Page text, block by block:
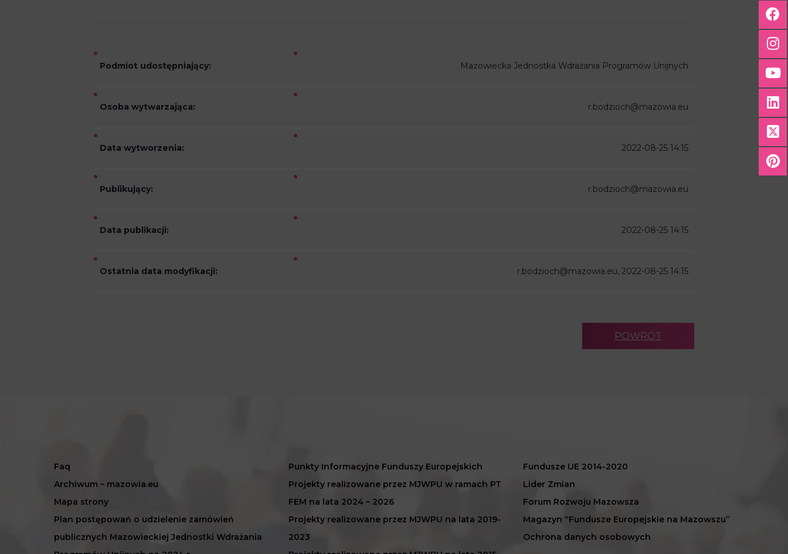
Podmiot udostępniający: Mazowiecka Jednostka Wdrażania Programów Unijnych
Osoba wytwarzająca: r.bodzioch@mazowia.eu
Data wytworzenia: 2022-08-25 14:15
Publikujący: r.bodzioch@mazowia.eu
Data publikacji: 2022-08-25 14:15
Ostatnia data modyfikacji: r.bodzioch@mazowia.eu, 2022-08-25 14:15
POWRÓT
Faq
Archiwum – mazowia.eu
Mapa strony
Plan postępowań o udzielenie zamówień
publicznych Mazowieckiej Jednostki Wdrażania
Punkty Informacyjne Funduszy Europejskich
Projekty realizowane przez MJWPU w ramach PT
FEM na lata 2024 – 2026
Projekty realizowane przez MJWPU na lata 2019-
2023
Fundusze UE 2014-2020
Lider Zmian
Forum Rozwoju Mazowsza
Magazyn “Fundusze Europejskie na Mazowszu”
Ochrona danych osobowych